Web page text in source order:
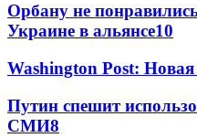
Орбану не
Украине в альянсе10
Washington Post:
Путин спешит
СМИ8